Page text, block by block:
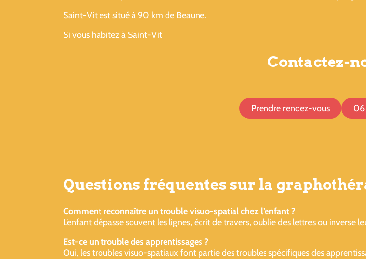
Saint-Vit est situé à 90 km de Beaune.
Si vous habitez à Saint-Vit
Contactez-
Prendre rendez-vous 06
Questions fréquentes sur la
Comment reconnaître un trouble visuo-spatial chez l’enfant ?
L’enfant dépasse souvent les lignes, écrit de travers, oublie des lettres ou inverse
Est-ce un trouble des apprentissages ?
Oui, les troubles visuo-spatiaux font partie des troubles spécifiques des